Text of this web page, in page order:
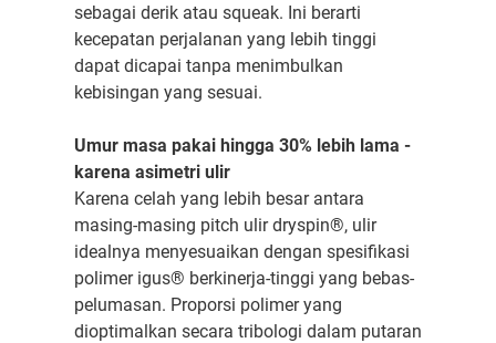
sebagai derik atau squeak. Ini berarti
kecepatan perjalanan yang lebih tinggi
dapat dicapai tanpa menimbulkan
kebisingan yang sesuai.
Umur masa pakai hingga 30% lebih lama -
karena asimetri ulir
Karena celah yang lebih besar antara
masing-masing pitch ulir dryspin®, ulir
idealnya menyesuaikan dengan spesifikasi
polimer igus® berkinerja-tinggi yang bebas-
pelumasan. Proporsi polimer yang
dioptimalkan secara tribologi dalam putaran